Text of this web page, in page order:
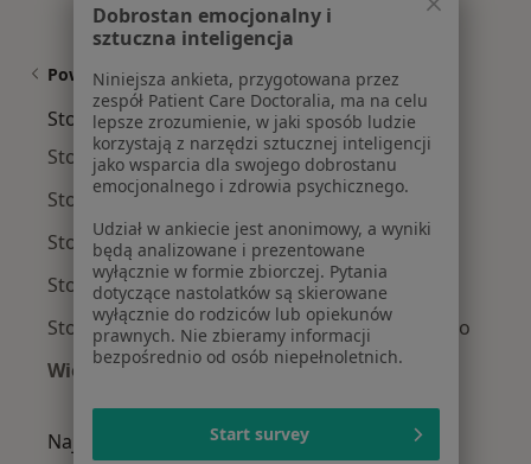
Powiązane wyszukiwania
Stomatolodzy w pobliżu
Stomatolodzy Prawobrzeże
Stomatolodzy Gumieńce
Stomatolodzy Dąbie
Stomatolodzy Osów
Stomatolodzy Wielgowo-Sławociesze-Zdunowo
Więcej (2)
Najczęście leczone choroby
Dobrostan emocjonalny i
sztuczna inteligencja
Niniejsza ankieta, przygotowana przez
zespół Patient Care Doctoralia, ma na celu
lepsze zrozumienie, w jaki sposób ludzie
korzystają z narzędzi sztucznej inteligencji
jako wsparcia dla swojego dobrostanu
emocjonalnego i zdrowia psychicznego.
Udział w ankiecie jest anonimowy, a wyniki
będą analizowane i prezentowane
wyłącznie w formie zbiorczej. Pytania
dotyczące nastolatków są skierowane
wyłącznie do rodziców lub opiekunów
prawnych. Nie zbieramy informacji
bezpośrednio od osób niepełnoletnich.
Start survey